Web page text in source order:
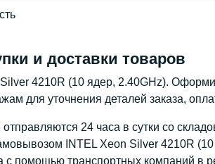
и доставки товаров
4210R (10 ядер, 2.40GHz).
для уточнения деталей заказа,
24 часа в сутки со
INTEL Xeon Silver 4210R
с помощью транспортных компаний в